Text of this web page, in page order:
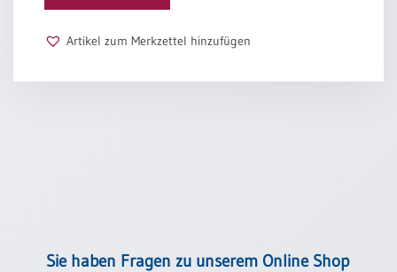
Hochzeitsjubiläum
Artikel zum Merkzettel hinzufügen
Sie haben Fragen zu unserem Online Shop